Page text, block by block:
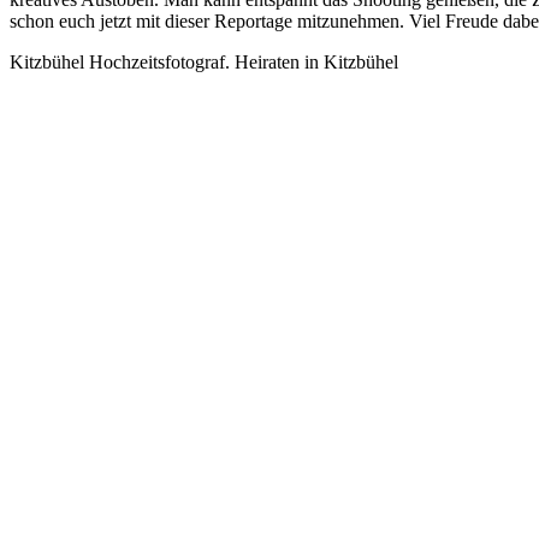
schon euch jetzt mit dieser Reportage mitzunehmen. Viel Freude
Kitzbühel Hochzeitsfotograf. Heiraten in Kitzbühel